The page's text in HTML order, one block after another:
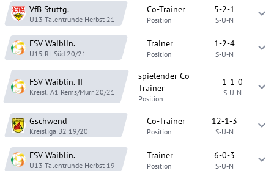
VfB Stuttg.
U13 Talentrunde Herbst 21
Co-Trainer
Position
5-2-1
S-U-N
FSV Waiblin.
U15 RL Süd 20/21
Trainer
Position
1-2-4
S-U-N
FSV Waiblin. II
Kreisl. A1 Rems/Murr 20/21
spielender Co-
Trainer
Position
1-1-0
S-U-N
Gschwend
Kreisliga B2 19/20
Co-Trainer
Position
12-1-3
S-U-N
FSV Waiblin.
U13 Talentrunde Herbst 19
Trainer
Position
6-0-3
S-U-N